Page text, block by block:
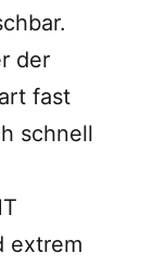
der
fast
schnell
extrem